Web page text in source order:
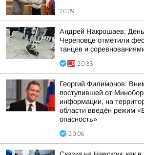
20:39
Андрей Накрошаев: День
Череповце отметили
танцев и
20:33
Георгий Филимонов:
поступившей от
информации, на
области введён режим
опасность»
20:06